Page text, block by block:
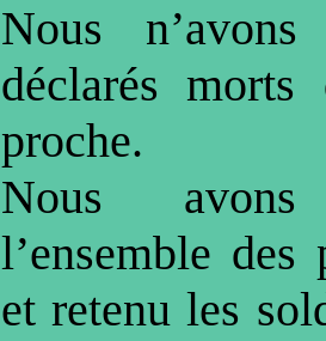
Nous
déclarés
proche.
Nous
l’ensemble des
et retenu les